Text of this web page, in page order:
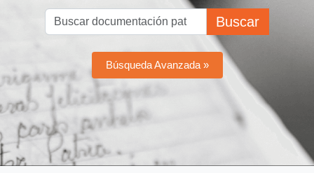
Buscar
Búsqueda Avanzada »